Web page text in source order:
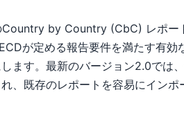
by Country (CbC) レポー
が定める報告要件を満たす有効
ます。最新のバージョン2.0では
、既存のレポートを容易にイン